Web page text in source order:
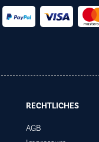
RECHTLICHES
AGB